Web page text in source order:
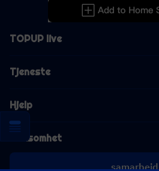
TOPUP live
Tjeneste
Hjelp
Virksomhet
samarbeid